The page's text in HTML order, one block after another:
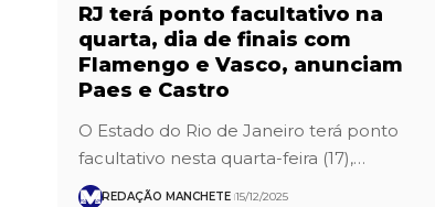
RJ terá ponto facultativo na
quarta, dia de finais com
Flamengo e Vasco, anunciam
Paes e Castro
O Estado do Rio de Janeiro terá ponto
facultativo nesta quarta-feira (17),…
REDAÇÃO MANCHETE 15/12/2025